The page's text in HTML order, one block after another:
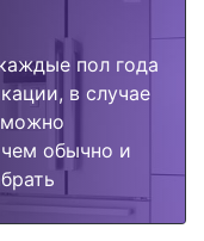
пол года
в случае
обычно и